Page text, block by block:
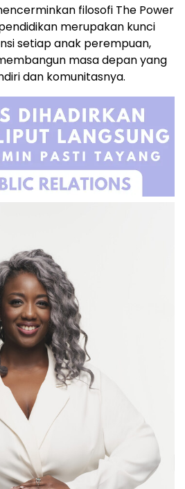
filosofi The Power
merupakan kunci
setiap anak perempuan,
masa depan yang
dan komunitasnya.